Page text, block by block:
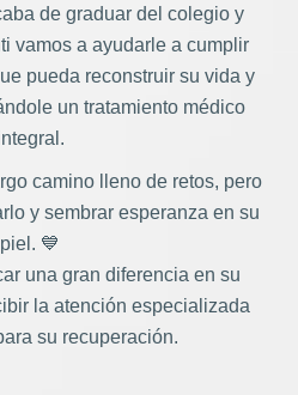
de graduar del colegio y
vamos a ayudarle a cumplir
pueda reconstruir su vida y
un tratamiento médico
camino lleno de retos, pero
y sembrar esperanza en su
piel. 💙
una gran diferencia en su
la atención especializada
su recuperación.